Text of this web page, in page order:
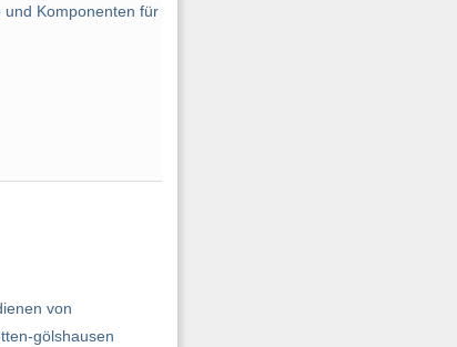
und Komponenten für
von
gölshausen